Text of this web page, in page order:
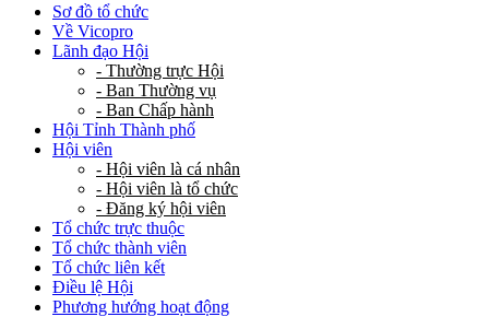
Sơ đồ tổ chức
Về Vicopro
Lãnh đạo Hội
- Thường trực Hội
- Ban Thường vụ
- Ban Chấp hành
Hội Tỉnh Thành phố
Hội viên
- Hội viên là cá nhân
- Hội viên là tổ chức
- Đăng ký hội viên
Tổ chức trực thuộc
Tổ chức thành viên
Tổ chức liên kết
Điều lệ Hội
Phương hướng hoạt động